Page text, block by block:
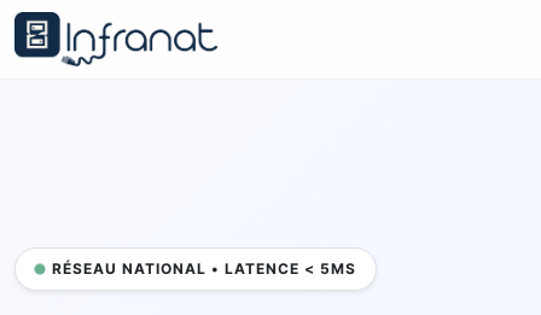
RÉSEAU NATIONAL • LATENCE < 5MS